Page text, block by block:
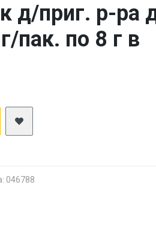
д/приг. р-ра
пак. по 8 г в
046788